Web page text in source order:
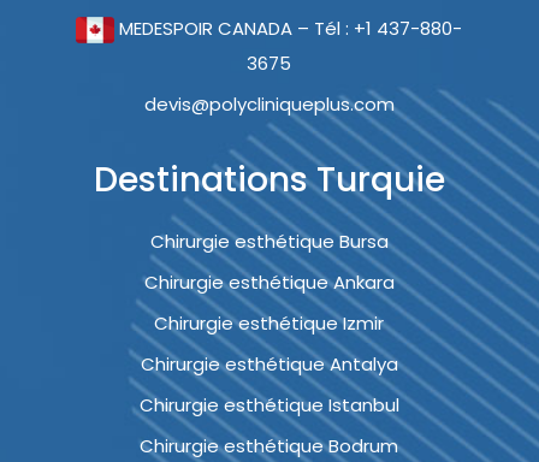
MEDESPOIR CANADA – Tél : +1 437-880-
3675
devis@polycliniqueplus.com
Destinations Turquie
Chirurgie esthétique Bursa
Chirurgie esthétique Ankara
Chirurgie esthétique Izmir
Chirurgie esthétique Antalya
Chirurgie esthétique Istanbul
Chirurgie esthétique Bodrum